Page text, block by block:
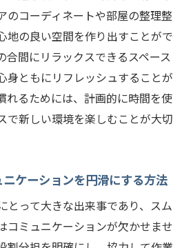
のコーディネートや部屋の整理整
地の良い空間を作り出すことがで
合間にリラックスできるスペース
身ともにリフレッシュすることが
れるためには、計画的に時間を使
で新しい環境を楽しむことが大切
ケーションを円滑にする方法
とって大きな出来事であり、スム
コミュニケーションが欠かせませ